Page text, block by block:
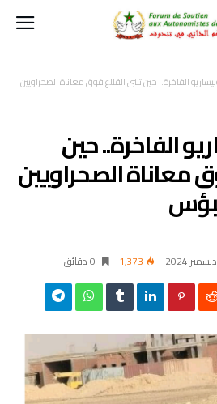
الفاخرة.. حين تبنى القلاع فوق معاناة الصحراويين
الفاخرة.. حين
معاناة الصحراويين
1٬373 0 ‫دقائق‬